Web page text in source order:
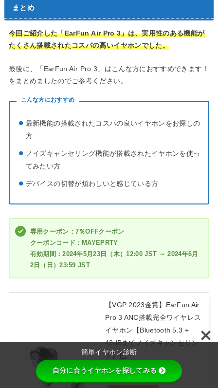
まとめ
今回ご紹介した「EarFun Air Pro 3」は、実用性のある機能が
たくさん搭載されたコスパの高いイヤホンでした。
最後に、「EarFun Air Pro 3」はこんな方におすすめできます！
をまとめましたのでご参考ください。
こんな方におすすめ
最新機能の搭載されたコスパの良いイヤホンをお探しの
方
ノイズキャンセリング機能が搭載されたイヤホンを使っ
てみたい方
デバイスの切替が煩わしいと感じている方
専用クーポン：7％OFFクーポン
クーポンコード：MAYEPRTY
有効期間：2024年5月23日（木）12:00 JST ～ 2024年6月
2日（日）23:59 JST
【VGP 2023金賞】EarFun Air
Pro 3 ANC搭載完全ワイヤレス
イヤホン【Bluetooth 5.3 +
43dBまでノイズキャンセリン
グ】
EarFun
簡単イヤホン診断
自分に合うイヤホンを探してみる